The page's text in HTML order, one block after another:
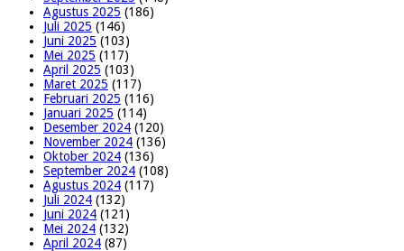
Agustus 2025 (186)
Juli 2025 (146)
Juni 2025 (103)
Mei 2025 (117)
April 2025 (103)
Maret 2025 (117)
Februari 2025 (116)
Januari 2025 (114)
Desember 2024 (120)
November 2024 (136)
Oktober 2024 (136)
September 2024 (108)
Agustus 2024 (117)
Juli 2024 (132)
Juni 2024 (121)
Mei 2024 (132)
April 2024 (87)